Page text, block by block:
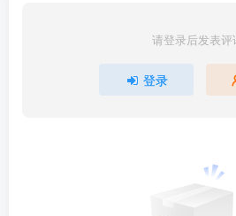
请登录后发表评
登录